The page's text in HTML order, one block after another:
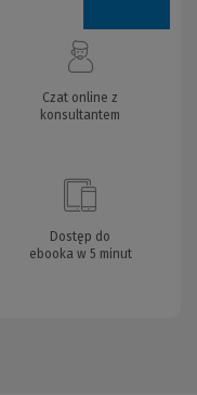
Czat online z
konsultantem
Dostęp do
ebooka w 5 minut